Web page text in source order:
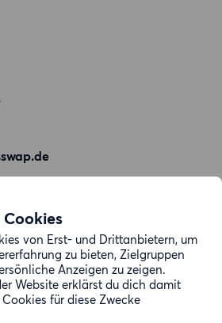
von Erst- und Drittanbietern, um
zu bieten, Zielgruppen
Anzeigen zu zeigen.
Website erklärst du dich damit
für diese Zwecke